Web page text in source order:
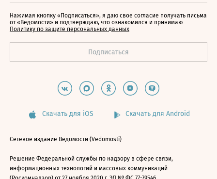
Нажимая кнопку «Подписаться», я даю свое согласие получать письма
от «Ведомости» и подтверждаю, что ознакомился и принимаю
Политику по защите персональных данных
Скачать для iOS Скачать для Android
Сетевое издание Ведомости (Vedomosti)
Решение Федеральной службы по надзору в сфере связи,
информационных технологий и массовых коммуникаций